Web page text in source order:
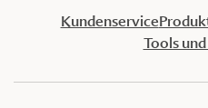
Kundenservice
Tools